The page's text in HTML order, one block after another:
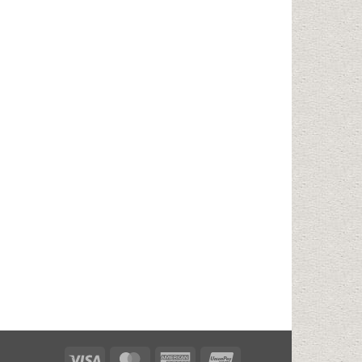
Visa MasterCardAmerican